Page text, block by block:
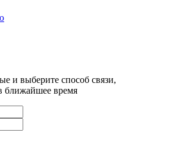
и выберите способ связи,
ближайшее время